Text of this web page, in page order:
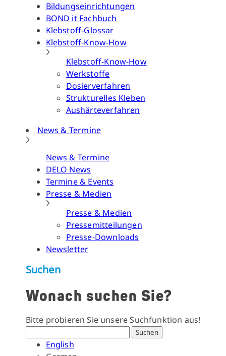
Bildungseinrichtungen
BOND it Fachbuch
Klebstoff-Glossar
Klebstoff-Know-How
Klebstoff-Know-How
Werkstoffe
Dosierverfahren
Strukturelles Kleben
Aushärteverfahren
News & Termine
News & Termine
DELO News
Termine & Events
Presse & Medien
Presse & Medien
Pressemitteilungen
Presse-Downloads
Newsletter
Suchen
Wonach suchen Sie?
Bitte probieren Sie unsere Suchfunktion aus!
Suchen
English